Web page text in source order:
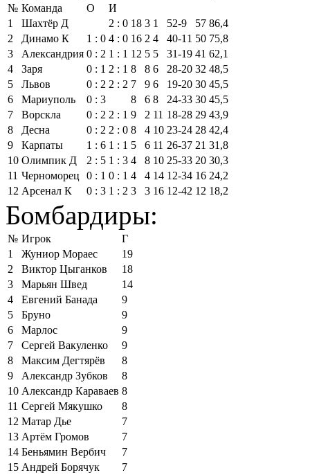
№ Команда О
И
1
Шахтёр Д 2 : 0 18 3 1 52‑9 57 86,4
2
Динамо К 1 : 0 4 : 0 16 2 4 40‑11 50 75,8
3
Александрия 0 : 2 1 : 1 12 5 5 31‑19 41 62,1
4
Заря 0 : 1 2 : 1 8 8 6 28‑20 32 48,5
5
Львов 0 : 2 2 : 2 7 9 6 19‑20 30 45,5
6
Мариуполь 0 : 3 8 6 8 24‑33 30 45,5
7
Ворскла 0 : 2 2 : 1 9 2 11 18‑28 29 43,9
8
Десна 0 : 2 2 : 0 8 4 10 23‑24 28 42,4
9
Карпаты 1 : 6 1 : 1 5 6 11 26‑37 21 31,8
10 Олимпик Д 2 : 5 1 : 3 4 8 10 25‑33 20 30,3
11 Черноморец 0 : 1 0 : 1 4 4 14 12‑34 16 24,2
12 Арсенал К 0 : 3 1 : 2 3 3 16 12‑42 12 18,2
Бомбардиры:
№ Игрок
Г
1
Жуниор Мораес
19
2
Виктор Цыганков
18
3
Марьян Швед
14
4
Евгений Банада
9
5
Бруно
9
6
Марлос
9
7
Сергей Вакуленко
9
8
Максим Дегтярёв
8
9
Александр Зубков
8
10 Александр Караваев 8
11 Сергей Мякушко
8
12 Матар Дье
7
13 Артём Громов
7
14 Беньямин Вербич
7
15 Андрей Борячук 7